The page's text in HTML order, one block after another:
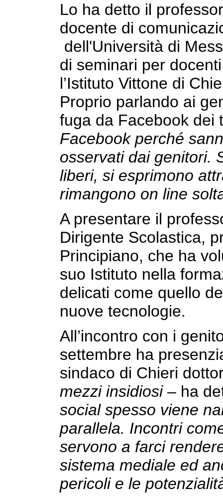
Lo ha detto il
docente di
dell'Università di
di seminari per
l’Istituto Vittone di
Proprio parlando ai
fuga da Facebook dei
Facebook perché
osservati dai genitori.
liberi, si esprimono
rimangono on line
A presentare il
Dirigente Scolastica,
Principiano, che ha
suo Istituto nella
delicati come quello
nuove tecnologie.
All’incontro con i
settembre ha
sindaco di Chieri
mezzi insidiosi – ha
social spesso viene
parallela. Incontri
servono a farci
sistema mediale ed
pericoli e le